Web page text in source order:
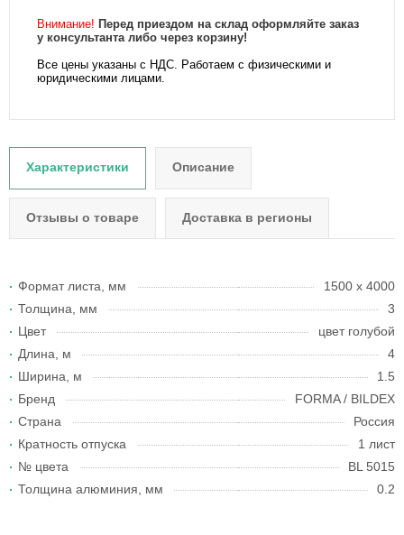
Внимание! Перед приездом на склад оформляйте заказ
у консультанта либо через корзину!
Все цены указаны с НДС. Работаем с физическими и
юридическими лицами.
Характеристики Описание
Отзывы о товаре Доставка в регионы
Формат листа, мм
1500 х 4000
Толщина, мм
3
Цвет
цвет голубой
Длина, м
4
Ширина, м
1.5
Бренд
FORMA / BILDEX
Страна
Россия
Кратность отпуска
1 лист
№ цвета
BL 5015
Толщина алюминия, мм
0.2